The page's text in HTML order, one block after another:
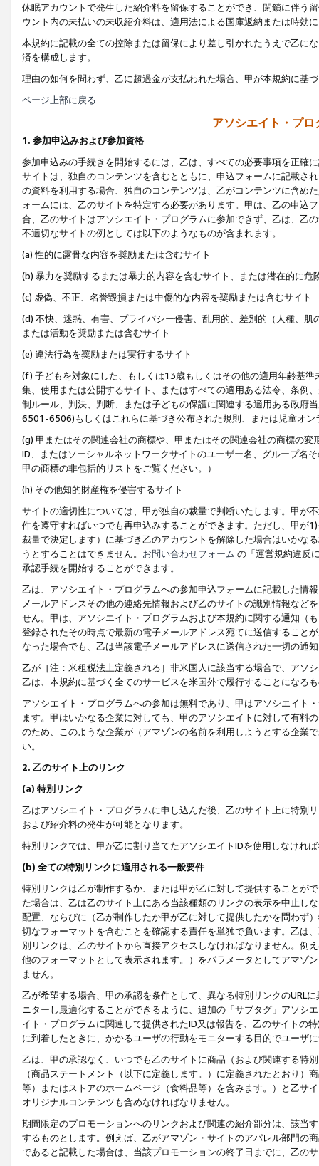
休眠アカウントで発生した紹介料を留保することができ、閉鎖に伴う
ウント内の未払いの未収紹介料は、適用法による国庫返納または時効
本規約に記載の全ての控除または留保により差し引かれたうえで乙に
済を構成します。
理由の如何を問わず、乙に超過金が支払われた場合、甲が本規約に基
ページ上部に戻る
アソシエイト・プ
1. 参加申込みおよび参加資格
参加申込みの手続きを開始するには、乙は、すべての必要事項を正確
サイトは、独自のコンテンツを含むとともに、申込フォームに記載さ
の資料を利用する場合、独自のコンテンツは、乙がコンテンツに含め
ォームには、乙のサイトを特定する必要があります。甲は、乙の申込
合、乙のサイトはアソシエイト・プログラムに参加できず、乙は、乙
不適切なサイトの例としては以下のようなものが含まれます。
(a) 性的に露骨な内容を奨励または含むサイト
(b) 暴力を奨励するまたは暴力的内容を含むサイト、または潜在的に
(c) 虚偽、不正、名誉毀損または中傷的な内容を奨励または含むサイト
(d) 不快、迷惑、有害、プライバシー侵害、乱用的、差別的（人種、
または活動を奨励または含むサイト
(e) 違法行為を奨励または実行するサイト
(f) 子どもを対象にした、もしくは13歳もしくはその他の適用年齢基
集、使用または公開するサイト、またはすべての適用ある法令、条例
制ルール、判決、判断、または子どもの保護に関連する適用ある政府
6501-6506)もしくはこれらに基づき公布された規則、または児童オン
(g) 甲またはその関連会社の商標や、甲またはその関連会社の商標の
ID、またはソーシャルネットワークサイトのユーザー名、グループ名
甲の商標の非包括的リストをご覧ください。）
(h) その他知的財産権を侵害するサイト
サイトの適切性については、甲が独自の裁量で判断いたします。甲が
件を遵守すればいつでも再申込みすることができます。ただし、甲が
裁量で決定します）に基づき乙のアカウントを解除した場合はいかな
うとすることはできません。 お問い合わせフォーム の「運営規約違反
承認手続を開始することができます。
乙は、アソシエイト・プログラムへの参加申込フォームに記載した情
メールアドレスその他の連絡先情報および乙のサイトの識別情報など
せん。甲は、アソシエイト・プログラムおよび本規約に関する通知（
登録されたその時点で最新の電子メールアドレス宛てに送信すること
なった場合でも、乙は当該電子メールアドレスに送信された一切の通
乙が［注：米租税法上定義される］非米国人に該当する場合で、アソ
乙は、本規約に基づく全てのサービスを米国外で履行することになる
アソシエイト・プログラムへの参加は無料であり、甲はアソシエイト
ます。甲はいかなる企業に対しても、甲のアソシエイトに対して有料
のため、このような企業が（アマゾンの名前を利用しようとする企業
い。
2. 乙のサイト上のリンク
(a) 特別リンク
乙はアソシエイト・プログラムに申し込んだ後、乙のサイト上に特別
および紹介料の発生が可能となります。
特別リンクでは、甲が乙に割り当てたアソシエイトIDを使用しなけれ
(b) 全ての特別リンクに適用される一般要件
特別リンクは乙が制作するか、または甲が乙に対して提供することが
た場合は、乙は乙のサイト上にある当該種類のリンクの表示を中止し
配置、ならびに（乙が制作したか甲が乙に対して提供したかを問わず
切なフォーマットを含むことを確認する責任を単独で負います。乙は
別リンクは、乙のサイトから直接アクセスしなければなりません。例
他のフォーマットとして表示されます。）をパラメータとしてアマゾ
ません。
乙が希望する場合、甲の承認を条件として、異なる特別リンクのURL
ニターし最適化することができるように、追加の「サブタグ」アソシ
イト・プログラムに関連して提供されたID又は報告を、乙のサイトの
に到着したときに、かかるユーザの行動をモニターする目的でユーザ
乙は、甲の承認なく、いつでも乙のサイトに商品（および関連する特
（商品ステートメント（以下に定義します。）に定義されたとおり
等）またはストアのホームページ（食料品等）を含みます。）と乙サ
オリジナルコンテンツも含めなければなりません。
期間限定のプロモーションへのリンクおよび関連の紹介部分は、該当
するものとします。例えば、乙がアマゾン・サイトのアパレル部門の
であると記載した場合は、当該プロモーションの終了日までに、乙の